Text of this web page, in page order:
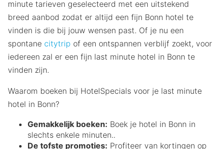
minute tarieven geselecteerd met een uitstekend
breed aanbod zodat er altijd een fijn Bonn hotel te
vinden is die bij jouw wensen past. Of je nu een
spontane citytrip of een ontspannen verblijf zoekt, voor
iedereen zal er een fijn last minute hotel in Bonn te
vinden zijn.
Waarom boeken bij HotelSpecials voor je last minute
hotel in Bonn?
Gemakkelijk boeken: Boek je hotel in Bonn in
slechts enkele minuten..
De tofste promoties: Profiteer van kortingen op